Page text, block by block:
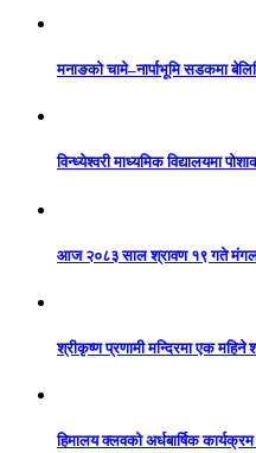
मनाङको चामे–नार्पाभूमि सडकमा
विन्ध्येश्वरी माध्यमिक विद्यालयमा
आज २०८३ साल श्रावण १९ गते
श्रीकृष्ण प्रणामी मन्दिरमा एक
हिमालय क्लवको अर्धबार्षिक